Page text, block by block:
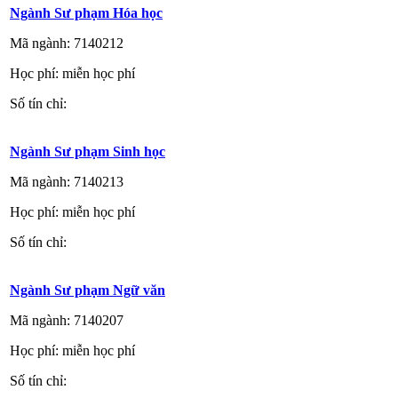
Ngành Sư phạm Hóa học
Mã ngành: 7140212
Học phí: miễn học phí
Số tín chỉ:
Ngành Sư phạm Sinh học
Mã ngành: 7140213
Học phí: miễn học phí
Số tín chỉ:
Ngành Sư phạm Ngữ văn
Mã ngành: 7140207
Học phí: miễn học phí
Số tín chỉ: